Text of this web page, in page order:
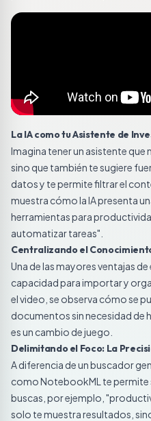
La IA como tu Asistente de
Imagina tener un asistente
sino que también te sugiere
datos y te permite filtrar el
muestra cómo la IA presenta
herramientas para
automatizar tareas".
Centralizando el
Una de las mayores ventajas
capacidad para importar y
el video, se observa cómo se
documentos sin necesidad de
es un cambio de juego.
Delimitando el Foco: La
A diferencia de un buscador
como NotebookML te permite
buscas, por ejemplo,
solo te muestra resultados,